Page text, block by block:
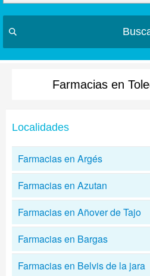
Farmacias en
Localidades
Farmacias en Argés
Farmacias en Azutan
Farmacias en Añover de Tajo
Farmacias en Bargas
Farmacias en Belvis de la jara